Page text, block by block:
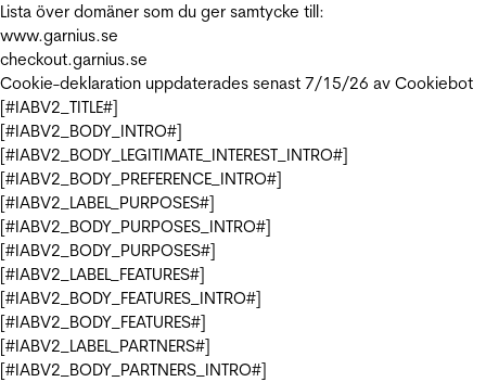
Lista över domäner som du ger samtycke till:
www.garnius.se
checkout.garnius.se
Cookie-deklaration uppdaterades senast 7/15/26 av Cookiebot
[#IABV2_TITLE#]
[#IABV2_BODY_INTRO#]
[#IABV2_BODY_LEGITIMATE_INTEREST_INTRO#]
[#IABV2_BODY_PREFERENCE_INTRO#]
[#IABV2_LABEL_PURPOSES#]
[#IABV2_BODY_PURPOSES_INTRO#]
[#IABV2_BODY_PURPOSES#]
[#IABV2_LABEL_FEATURES#]
[#IABV2_BODY_FEATURES_INTRO#]
[#IABV2_BODY_FEATURES#]
[#IABV2_LABEL_PARTNERS#]
[#IABV2_BODY_PARTNERS_INTRO#]